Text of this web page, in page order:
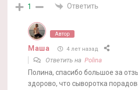
1 Ответить
Автор
Маша 4 лет назад
Ответить на Polina
Полина, спасибо большое за
здорово, что сыворотка